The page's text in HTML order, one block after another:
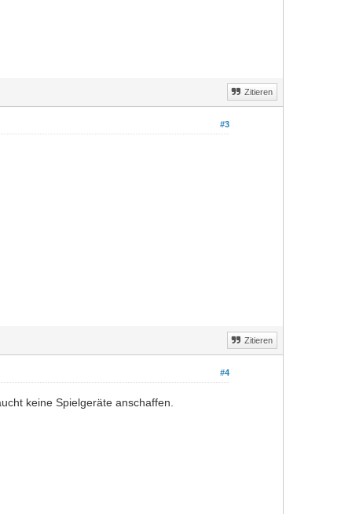
Zitieren
#3
Zitieren
#4
keine Spielgeräte anschaffen.